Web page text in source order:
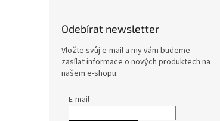
Odebírat newsletter
Vložte svůj e-mail a my vám budeme
zasílat informace o nových produktech na
našem e-shopu.
E-mail